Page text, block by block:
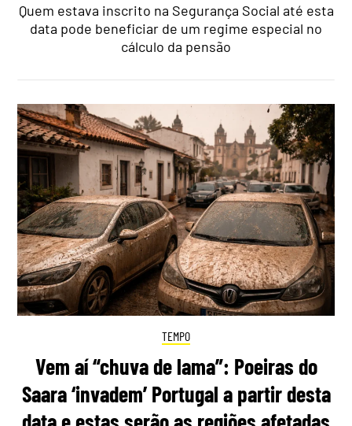
Quem estava inscrito na Segurança Social até esta
data pode beneficiar de um regime especial no
cálculo da pensão
TEMPO
Vem aí “chuva de lama”: Poeiras do
Saara ‘invadem’ Portugal a partir desta